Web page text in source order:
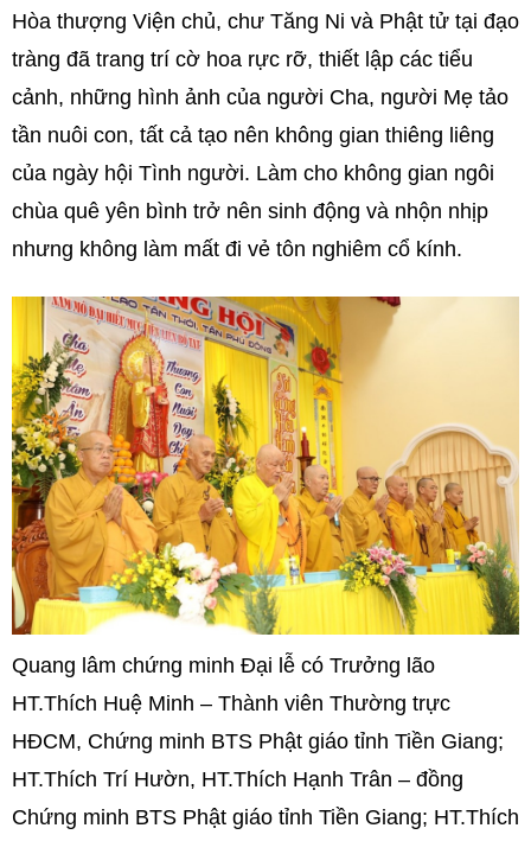
Hòa thượng Viện chủ, chư Tăng Ni và Phật tử tại đạo
tràng đã trang trí cờ hoa rực rỡ, thiết lập các tiểu
cảnh, những hình ảnh của người Cha, người Mẹ tảo
tần nuôi con, tất cả tạo nên không gian thiêng liêng
của ngày hội Tình người. Làm cho không gian ngôi
chùa quê yên bình trở nên sinh động và nhộn nhịp
nhưng không làm mất đi vẻ tôn nghiêm cổ kính.
Quang lâm chứng minh Đại lễ có Trưởng lão
HT.Thích Huệ Minh – Thành viên Thường trực
HĐCM, Chứng minh BTS Phật giáo tỉnh Tiền Giang;
HT.Thích Trí Hườn, HT.Thích Hạnh Trân – đồng
Chứng minh BTS Phật giáo tỉnh Tiền Giang; HT.Thích